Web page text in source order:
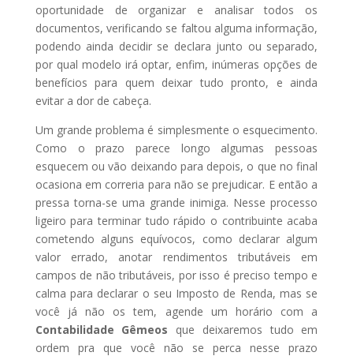
oportunidade de organizar e analisar todos os
documentos, verificando se faltou alguma informação,
podendo ainda decidir se declara junto ou separado,
por qual modelo irá optar, enfim, inúmeras opções de
benefícios para quem deixar tudo pronto, e ainda
evitar a dor de cabeça.
Um grande problema é simplesmente o esquecimento.
Como o prazo parece longo algumas pessoas
esquecem ou vão deixando para depois, o que no final
ocasiona em correria para não se prejudicar. E então a
pressa torna-se uma grande inimiga. Nesse processo
ligeiro para terminar tudo rápido o contribuinte acaba
cometendo alguns equívocos, como declarar algum
valor errado, anotar rendimentos tributáveis em
campos de não tributáveis, por isso é preciso tempo e
calma para declarar o seu Imposto de Renda, mas se
você já não os tem, agende um horário com a
Contabilidade Gêmeos que deixaremos tudo em
ordem pra que você não se perca nesse prazo